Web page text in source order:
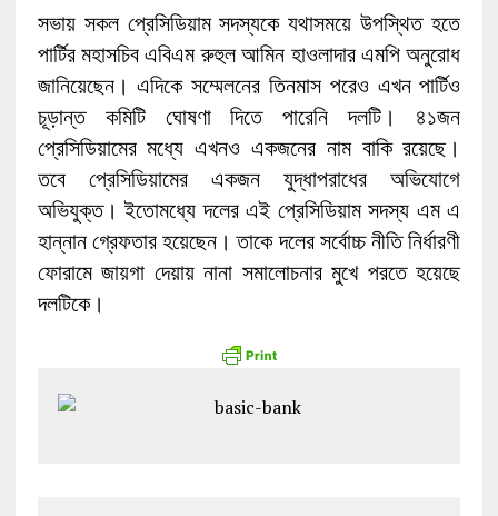
সভায় সকল প্রেসিডিয়াম সদস্যকে যথাসময়ে উপস্থিত হতে
পার্টির মহাসচিব এবিএম রুহুল আমিন হাওলাদার এমপি অনুরোধ
জানিয়েছেন। এদিকে সম্মেলনের তিনমাস পরেও এখন পার্টিও
চূড়ান্ত কমিটি ঘোষণা দিতে পারেনি দলটি। ৪১জন
প্রেসিডিয়ামের মধ্যে এখনও একজনের নাম বাকি রয়েছে।
তবে প্রেসিডিয়ামের একজন যুদ্ধাপরাধের অভিযোগে
অভিযুক্ত। ইতোমধ্যে দলের এই প্রেসিডিয়াম সদস্য এম এ
হান্নান গ্রেফতার হয়েছেন। তাকে দলের সর্বোচ্চ নীতি নির্ধারণী
ফোরামে জায়গা দেয়ায় নানা সমালোচনার মুখে পরতে হয়েছে
দলটিকে।